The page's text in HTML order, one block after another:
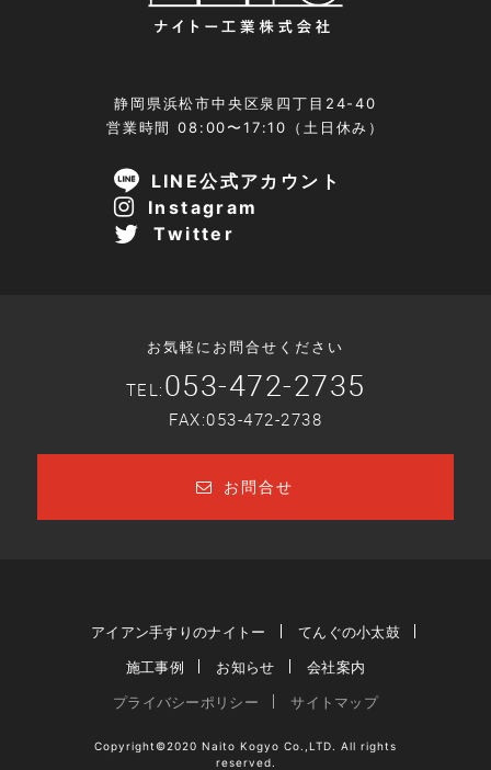
静岡県浜松市中央区泉四丁目24-40
営業時間 08:00〜17:10（土日休み）
LINE公式アカウント
Instagram
Twitter
お気軽にお問合せください
TEL: 053-472-2735
FAX:053-472-2738
お問合せ
アイアン手すりのナイトー
てんぐの小太鼓
施工事例
お知らせ
会社案内
プライバシーポリシー
サイトマップ
Copyright©2020 Naito Kogyo Co.,LTD. All rights
reserved.